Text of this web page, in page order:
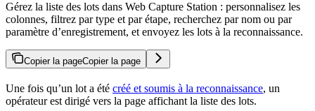
Gérez la liste des lots dans Web Capture Station : personnalisez les
colonnes, filtrez par type et par étape, recherchez par nom ou par
paramètre d’enregistrement, et envoyez les lots à la reconnaissance.
Copier la pageCopier la page
Une fois qu’un lot a été créé et soumis à la reconnaissance, un
opérateur est dirigé vers la page affichant la liste des lots.